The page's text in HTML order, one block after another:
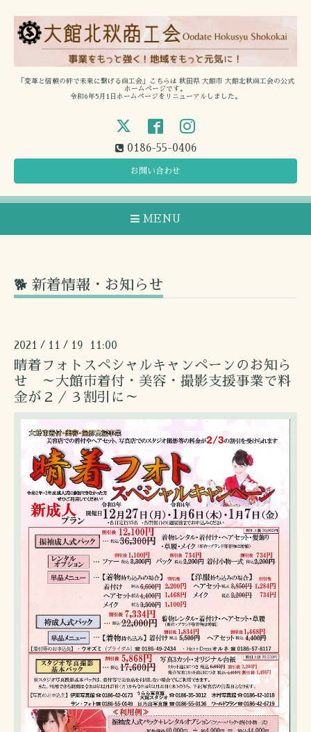
「変革と信頼の絆で未来に繋げる商工会」こちらは 秋田県 大館市 大館北秋商工会の公式
ホームページです。
令和6年5月1日ホームページをリニューアルしました。
0186-55-0406
お問い合わせ
MENU
🐕 新着情報・お知らせ
2021 / 11 / 19 11:00
晴着フォトスペシャルキャンペーンのお知ら
せ ～大館市着付・美容・撮影支援事業で料
金が２／３割引に～